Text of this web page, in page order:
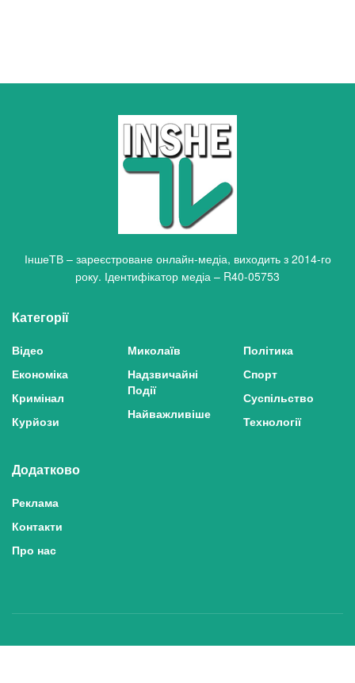
ІншеТВ – зареєстроване онлайн-медіа, виходить з 2014-го
року. Ідентифікатор медіа – R40-05753
Категорії
Відео
Економіка
Кримінал
Курйози
Миколаїв
Надзвичайні
Події
Найважливіше
Політика
Спорт
Суспільство
Технології
Додатково
Реклама
Контакти
Про нас
Політика конфіденційності та захисту персональних даних